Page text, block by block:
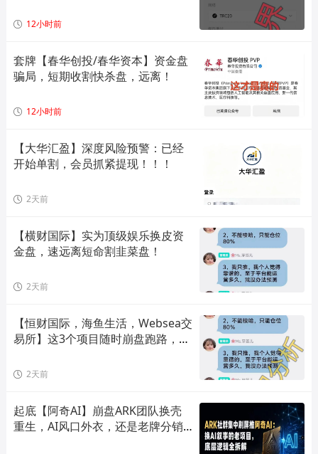
12小时前
套牌【春华创投/春华资本】资金盘
骗局，短期收割快杀盘，远离！
12小时前
【大华汇盈】深度风险预警：已经
开始单割，会员抓紧提现！！！
2天前
【横财国际】实为顶级娱乐换皮资
金盘，速远离短命割韭菜盘！
2天前
【恒财国际，海鱼生活，Websea交
易所】这3个项目随时崩盘跑路，赶
2天前
起底【阿奇AI】崩盘ARK团队换壳
重生，AI风口外衣，还是老牌分销